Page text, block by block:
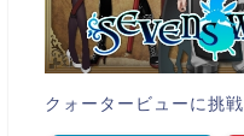
クォータービューに挑戦